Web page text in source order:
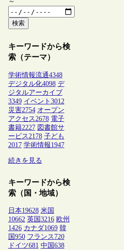
検索
キーワードから検
索（テーマ）
学術情報流通4348
デジタル化4098 デ
ジタルアーカイブ
3349 イベント 3012
災害2754 オープン
アクセス 2678 電子
書籍2227 図書館サ
ービス 2178 子ども
2017 学術情報1947
続きを見る
キーワードから検
索（国・地域）
日本19628 米国
10662 英国 3216 欧州
1426 カナダ1069 韓
国 950 フランス 720
ドイツ681 中国 638